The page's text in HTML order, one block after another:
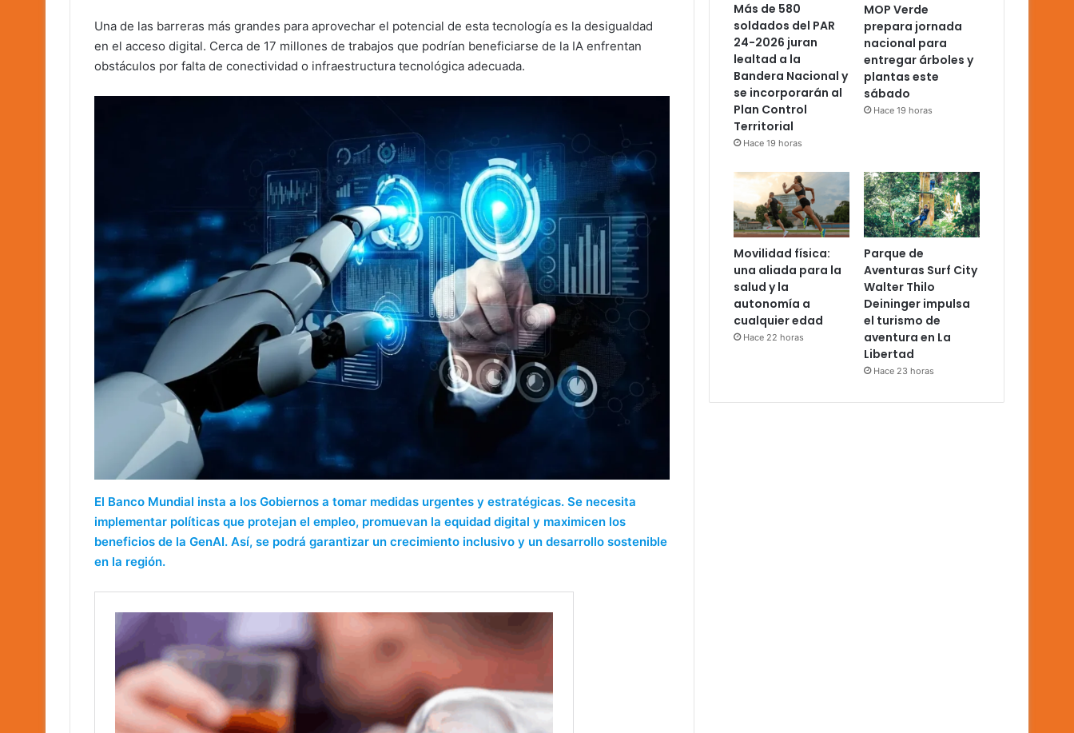
Una de las barreras más grandes para aprovechar el potencial de esta tecnología es la desigualdad
en el acceso digital. Cerca de 17 millones de trabajos que podrían beneficiarse de la IA enfrentan
obstáculos por falta de conectividad o infraestructura tecnológica adecuada.
El Banco Mundial insta a los Gobiernos a tomar medidas urgentes y estratégicas. Se necesita
implementar políticas que protejan el empleo, promuevan la equidad digital y maximicen los
beneficios de la GenAI. Así, se podrá garantizar un crecimiento inclusivo y un desarrollo sostenible
en la región.
Más de 580
soldados del PAR
24-2026 juran
lealtad a la
Bandera Nacional y
se incorporarán al
Plan Control
Territorial
Hace 19 horas
MOP Verde
prepara jornada
nacional para
entregar árboles y
plantas este
sábado
Hace 19 horas
Movilidad física:
una aliada para la
salud y la
autonomía a
cualquier edad
Hace 22 horas
Parque de
Aventuras Surf City
Walter Thilo
Deininger impulsa
el turismo de
aventura en La
Libertad
Hace 23 horas